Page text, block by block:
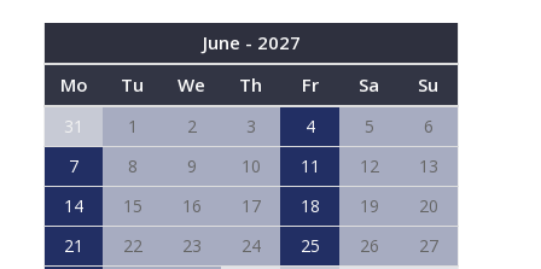
June - 2027
Mo
Tu We Th Fr Sa Su
31 1 2 3 4 5
6
7
8 9 10 11 12
13
14
15 16 17 18 19
20
21
22 23 24 25 26
27